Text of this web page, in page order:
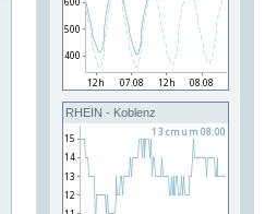
RHEIN - Koblenz